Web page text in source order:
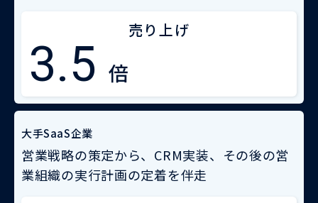
売り上げ
3.5 倍
大手SaaS企業
営業戦略の策定から、CRM実装、その後の営
業組織の実行計画の定着を伴走